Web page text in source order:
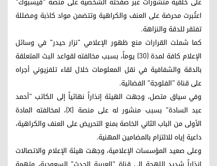
اعتُبرت محرضة على العنف والكراهية وتتضمن مواد كاذبة ومضللة
تفتقر للدقة والنزاهة.
كما شملت القرارات منع ظهور الإعلامي "نزار حيدر" في وسائل
الإعلام كافة لمدة (30) يوماً، بسبب مخالفته لقواعد البث المتعلقة
بالدقة والشفافية في نقل المعلومات خلال لقاء تلفزيوني أجراه
على قناة "الفلوجة" الفضائية.
وفي سياق متصل، وجهت الهيئة إنذاراً نهائياً إلى الكاتب "أحمد
عبد السادة" بسبب منشور له على منصة (X)، لمخالفته المادة
الأولى من الباب الثاني الخاصة بمنع التحريض على العنف والكراهية،
داعية إياه للالتزام بالمضامين المهنية.
وعلى صعيد المؤسسات الإعلامية، وجهت هيئة الإعلام والاتصالات